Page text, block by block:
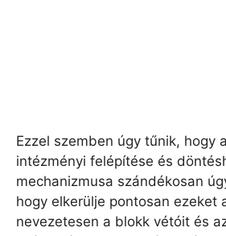
Ezzel szemben úgy tűnik, hogy
intézményi felépítése és
mechanizmusa szándékosan
hogy elkerülje pontosan ezeket
nevezetesen a blokk vétóit és